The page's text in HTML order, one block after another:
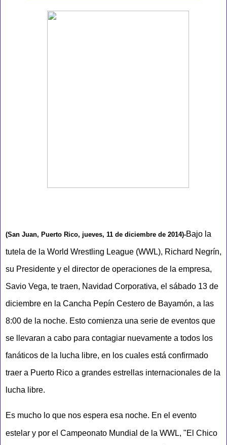
(San Juan, Puerto Rico, jueves, 11 de diciembre de 2014)-Bajo la
tutela de la World Wrestling League (WWL), Richard Negrín,
su Presidente y el director de operaciones de la empresa,
Savio Vega, te traen, Navidad Corporativa, el sábado 13 de
diciembre en la Cancha Pepín Cestero de Bayamón, a las
8:00 de la noche. Esto comienza una serie de eventos que
se llevaran a cabo para contagiar nuevamente a todos los
fanáticos de la lucha libre, en los cuales está confirmado
traer a Puerto Rico a grandes estrellas internacionales de la
lucha libre.
Es mucho lo que nos espera esa noche. En el evento
estelar y por el Campeonato Mundial de la WWL, "El Chico